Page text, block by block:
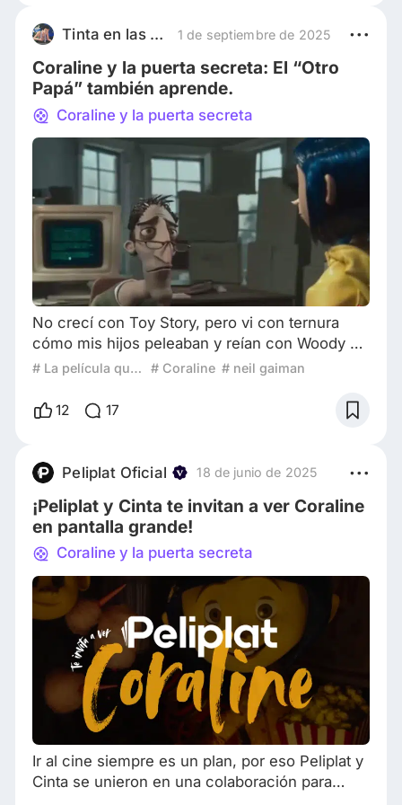
sin embargo, posiblemente sea esa misma
extrañeza la que la haga tan memorable.
Eventualmente, t
Tinta en las rocas 1 de septiembre de 2025
Coraline y la puerta secreta: El “Otro
Papá” también aprende.
Coraline y la puerta secreta
No crecí con Toy Story, pero vi con ternura
cómo mis hijos peleaban y reían con Woody y
Buzz. Los acompañé viendo Intensamente
sus emociones. Aún lloro cuando Ralph dice:
gracioso gracias a Mike y Sully, también
recordé que el miedo puede ser una forma de
cuidado. Que
# La película que me lleva a la infancia # Coraline # neil gaiman
12 17
Peliplat Oficial 18 de junio de 2025
¡Peliplat y Cinta te invitan a ver Coraline
en pantalla grande!
Coraline y la puerta secreta
Ir al cine siempre es un plan, por eso Peliplat y
Cinta se unieron en una colaboración para